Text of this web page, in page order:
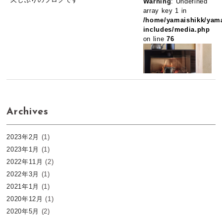
array key 1 in
/home/yamaishikk/
includes/media.php
on line76
Archives
2023年2月 (1)
2023年1月 (1)
2022年11月 (2)
2022年3月 (1)
2021年1月 (1)
2020年12月 (1)
2020年5月 (2)